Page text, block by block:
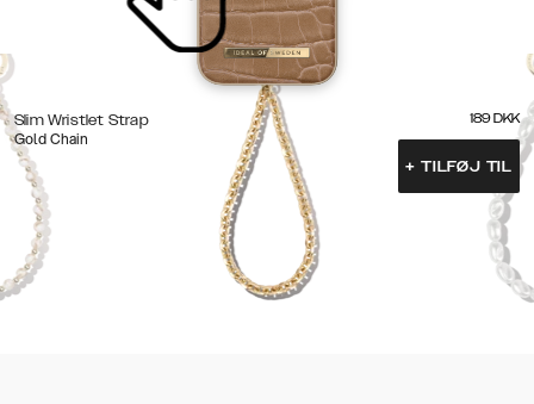
Slim Wristlet Strap
Gold Chain
189 DKK
+ TILFØJ TIL